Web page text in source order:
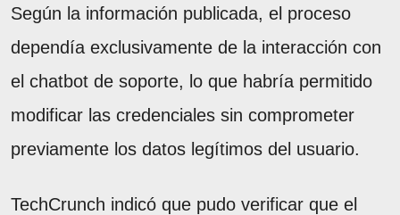
Según la información publicada, el proceso
dependía exclusivamente de la interacción con
el chatbot de soporte, lo que habría permitido
modificar las credenciales sin comprometer
previamente los datos legítimos del usuario.
TechCrunch indicó que pudo verificar que el